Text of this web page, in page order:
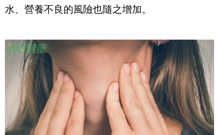
水、營養不良的風險也隨之增加。